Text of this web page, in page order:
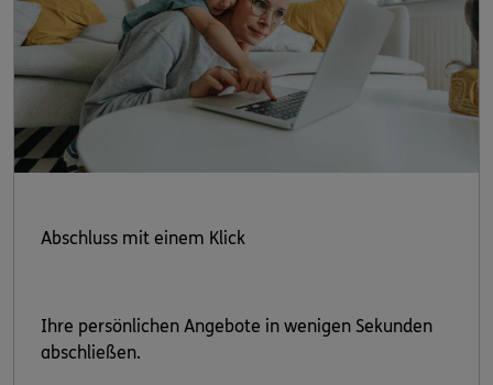
Abschluss mit einem Klick
Ihre persönlichen Angebote in wenigen Sekunden
abschließen.